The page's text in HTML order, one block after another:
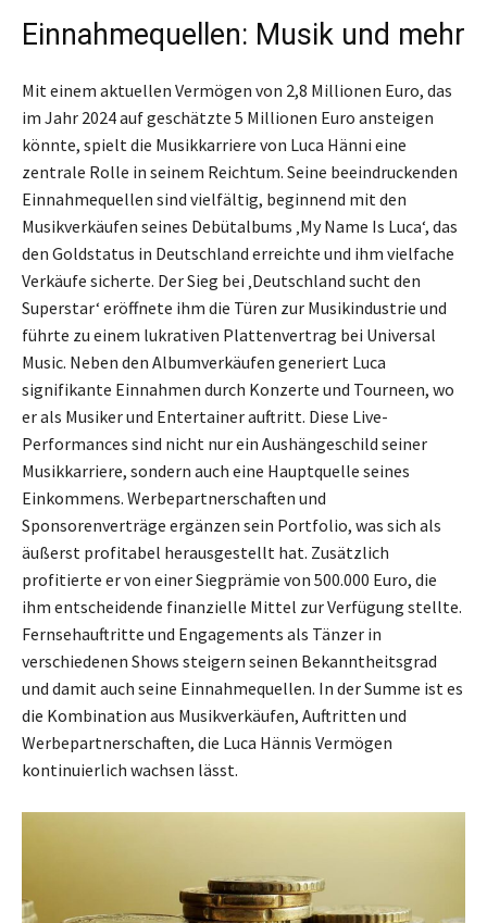
Einnahmequellen: Musik und mehr
Mit einem aktuellen Vermögen von 2,8 Millionen Euro, das
im Jahr 2024 auf geschätzte 5 Millionen Euro ansteigen
könnte, spielt die Musikkarriere von Luca Hänni eine
zentrale Rolle in seinem Reichtum. Seine beeindruckenden
Einnahmequellen sind vielfältig, beginnend mit den
Musikverkäufen seines Debütalbums ‚My Name Is Luca‘, das
den Goldstatus in Deutschland erreichte und ihm vielfache
Verkäufe sicherte. Der Sieg bei ‚Deutschland sucht den
Superstar‘ eröffnete ihm die Türen zur Musikindustrie und
führte zu einem lukrativen Plattenvertrag bei Universal
Music. Neben den Albumverkäufen generiert Luca
signifikante Einnahmen durch Konzerte und Tourneen, wo
er als Musiker und Entertainer auftritt. Diese Live-
Performances sind nicht nur ein Aushängeschild seiner
Musikkarriere, sondern auch eine Hauptquelle seines
Einkommens. Werbepartnerschaften und
Sponsorenverträge ergänzen sein Portfolio, was sich als
äußerst profitabel herausgestellt hat. Zusätzlich
profitierte er von einer Siegprämie von 500.000 Euro, die
ihm entscheidende finanzielle Mittel zur Verfügung stellte.
Fernsehauftritte und Engagements als Tänzer in
verschiedenen Shows steigern seinen Bekanntheitsgrad
und damit auch seine Einnahmequellen. In der Summe ist es
die Kombination aus Musikverkäufen, Auftritten und
Werbepartnerschaften, die Luca Hännis Vermögen
kontinuierlich wachsen lässt.